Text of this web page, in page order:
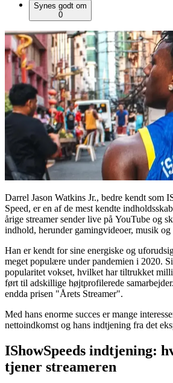
Synes godt om
0
Darrel Jason Watkins Jr., bedre kendt som
Speed, er en af de mest kendte
årige streamer sender live på YouTube og
indhold, herunder gamingvideoer, musik og
Han er kendt for sine energiske og
meget populære under pandemien i 2020.
popularitet vokset, hvilket har tiltrukket
ført til adskillige højtprofilerede
endda prisen "Årets Streamer".
Med hans enorme succes er mange
nettoindkomst og hans indtjening fra det
IShowSpeeds indtjening:
tjener streameren